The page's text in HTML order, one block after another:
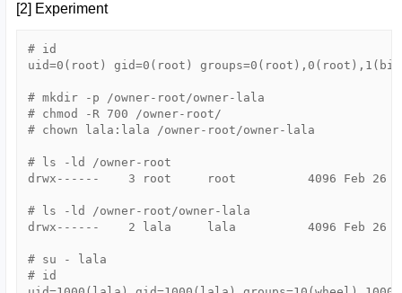
[2] Experiment
# id
uid=0(root) gid=0(root)
# mkdir -p /owner-root/owner-lala
# chmod -R 700 /owner-root/
# chown lala:lala /owner-root/owner-lala
# ls -ld /owner-root
drwx------    3 root     root          4096 Feb 26
# ls -ld /owner-root/owner-lala
drwx------    2 lala     lala          4096 Feb 26
# su - lala
# id